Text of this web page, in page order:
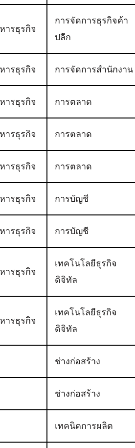
ารธุรกิจ
การจัดการธุรกิจค้า
ปลีก
ารธุรกิจ การจัดการสำนักงาน
ารธุรกิจ การตลาด
ารธุรกิจ การตลาด
ารธุรกิจ การตลาด
ารธุรกิจ การบัญชี
ารธุรกิจ การบัญชี
ารธุรกิจ
เทคโนโลยีธุรกิจ
ดิจิทัล
ารธุรกิจ
เทคโนโลยีธุรกิจ
ดิจิทัล
ช่างก่อสร้าง
ช่างก่อสร้าง
เทคนิคการผลิต